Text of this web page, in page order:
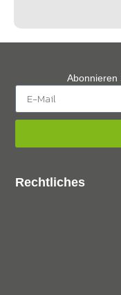
Rechtliches
Abonnieren